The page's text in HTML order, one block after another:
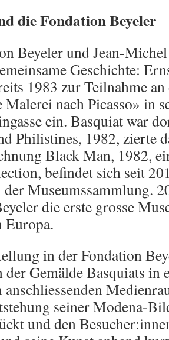
die Fondation Beyeler
Beyeler und Jean-
Geschichte:
1983 zur Teilnahme
Malerei nach Picasso» in
ein. Basquiat war
Philistines, 1982, zierte
Black Man, 1982,
befindet sich seit
Museumssammlung.
die erste grosse
Europa.
in der Fondation
der Gemälde Basquiats in
anschliessenden
seiner Modena-
und den